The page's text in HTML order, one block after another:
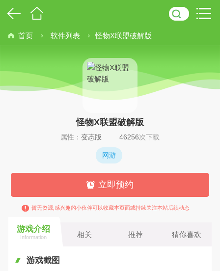
首页 软件列表 怪物X联盟破解版
怪物X联盟破解版
属性： 变态版 46256次下载
网游
立即预约
暂无资源,感兴趣的小伙伴可以收藏本页面或持续关注本站后续动态
游戏介绍
Information 相关 推荐 猜你喜欢
游戏截图